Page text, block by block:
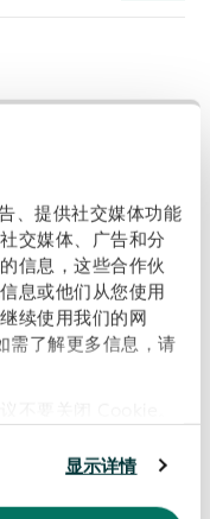
、提供社交媒体功能
交媒体、广告和分
信息，这些合作伙
息或他们从您使用
续使用我们的网
需了解更多信息，请
显示详情
国分会和
的全球开放数
数据互操作
字信任